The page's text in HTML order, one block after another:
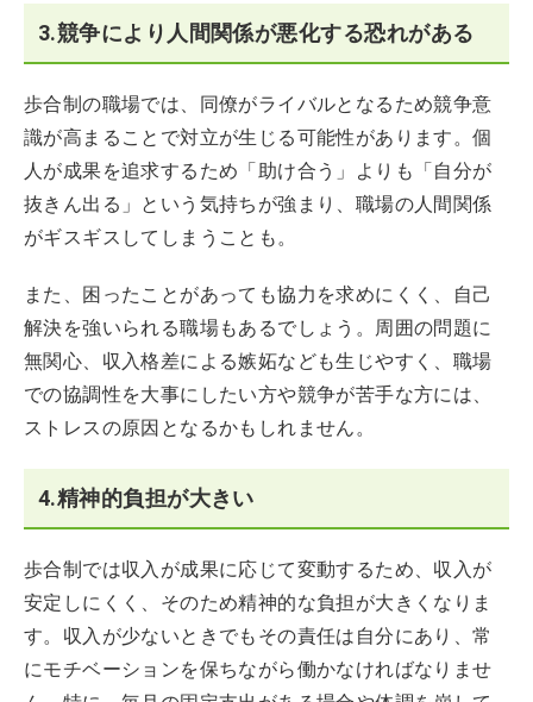
3.競争により人間関係が悪化する恐れがある
歩合制の職場では、同僚がライバルとなるため競争意
識が高まることで対立が生じる可能性があります。個
人が成果を追求するため「助け合う」よりも「自分が
抜きん出る」という気持ちが強まり、職場の人間関係
がギスギスしてしまうことも。
また、困ったことがあっても協力を求めにくく、自己
解決を強いられる職場もあるでしょう。周囲の問題に
無関心、収入格差による嫉妬なども生じやすく、職場
での協調性を大事にしたい方や競争が苦手な方には、
ストレスの原因となるかもしれません。
4.精神的負担が大きい
歩合制では収入が成果に応じて変動するため、収入が
安定しにくく、そのため精神的な負担が大きくなりま
す。収入が少ないときでもその責任は自分にあり、常
にモチベーションを保ちながら働かなければなりませ